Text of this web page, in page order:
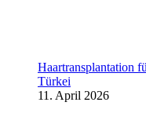
Haartransplantation
Türkei
11. April 2026